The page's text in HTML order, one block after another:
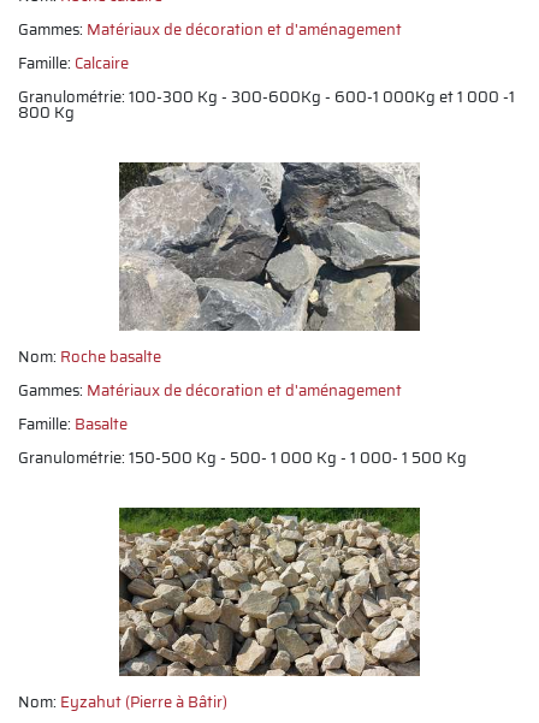
Gammes: Matériaux de décoration et d'aménagement
Famille: Calcaire
Granulométrie: 100-300 Kg - 300-600Kg - 600-1 000Kg et 1 000 -1
800 Kg
Nom: Roche basalte
Gammes: Matériaux de décoration et d'aménagement
Famille: Basalte
Granulométrie: 150-500 Kg - 500- 1 000 Kg - 1 000- 1 500 Kg
Nom: Eyzahut (Pierre à Bâtir)